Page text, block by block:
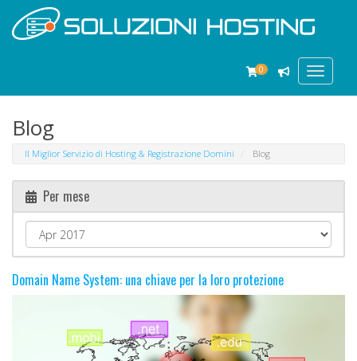
Toggle
0
Blog
Il Miglior Servizio di Hosting & Registrazione Domini Blog
Per mese
Domain Name System: una chiave per la loro protezione